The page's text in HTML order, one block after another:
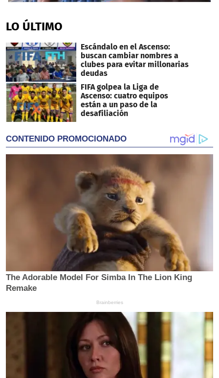
of
1
9
seconds
LO ÚLTIMO
Escándalo en el Ascenso:
buscan cambiar nombres a
clubes para evitar millonarias
deudas
FIFA golpea la Liga de
Ascenso: cuatro equipos
están a un paso de la
desafiliación